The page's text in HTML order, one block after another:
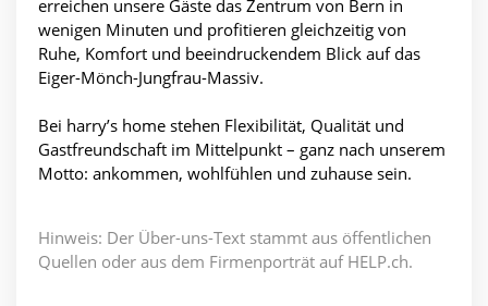
erreichen unsere Gäste das Zentrum von Bern in
wenigen Minuten und profitieren gleichzeitig von
Ruhe, Komfort und beeindruckendem Blick auf das
Eiger-Mönch-Jungfrau-Massiv.
Bei harry’s home stehen Flexibilität, Qualität und
Gastfreundschaft im Mittelpunkt – ganz nach unserem
Motto: ankommen, wohlfühlen und zuhause sein.
Hinweis: Der Über-uns-Text stammt aus öffentlichen
Quellen oder aus dem Firmenporträt auf HELP.ch.